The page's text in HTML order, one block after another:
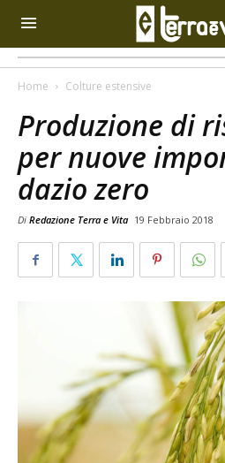
Home Colture estensive
Produzione di
per nuove
dazio zero
Di Redazione Terra e Vita 19 Febbraio 2018